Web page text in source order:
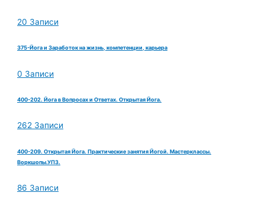
20 Записи
375-Йога и Заработок на жизнь, компетенции, карьера
0 Записи
400-202. Йога в Вопросах и Ответах. Открытая Йога.
262 Записи
400-209. Открытая Йога. Практические занятия Йогой. Мастерклассы.
Воркшопы.УПЗ.
86 Записи